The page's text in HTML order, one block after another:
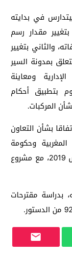
في بدايته
مقدار رسم
والثاني بتغيير
بمدونة السير
ومعاينة
بتطبيق أحكام
المركبات.
بشأن التعاون
وحكومة
جمهورية صربيا، الموقع بالرباط في 6 مارس 2019، مع مشروع
بدراسة مقترحات